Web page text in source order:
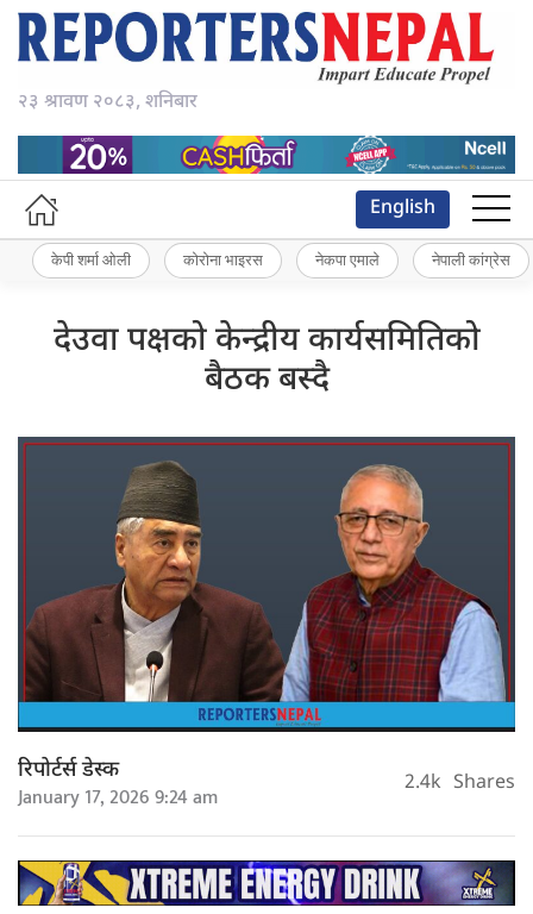
२३ श्रावण २०८३, शनिबार
English
केपी शर्मा ओली कोरोना भाइरस नेकपा एमाले नेपाली कांग्रेस
देउवा पक्षको केन्द्रीय कार्यसमितिको
बैठक बस्दै
रिपोर्टर्स डेस्क
January 17, 2026 9:24 am 2.4k Shares